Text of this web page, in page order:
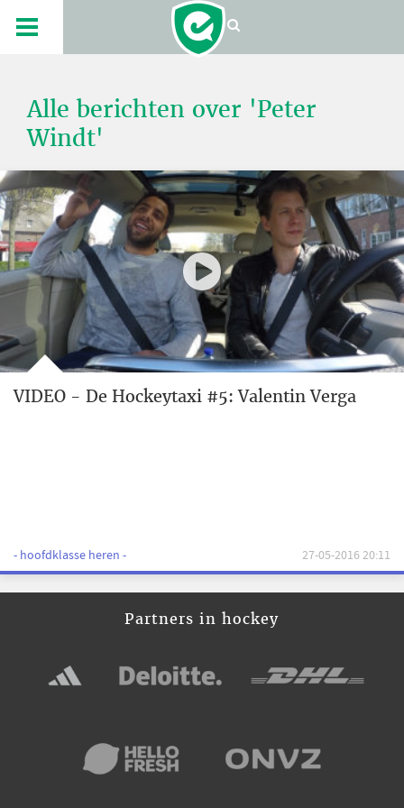
Alle berichten over 'Peter
Windt'
VIDEO - De Hockeytaxi #5: Valentin Verga
- hoofdklasse heren - 27-05-2016 20:11
Partners in hockey